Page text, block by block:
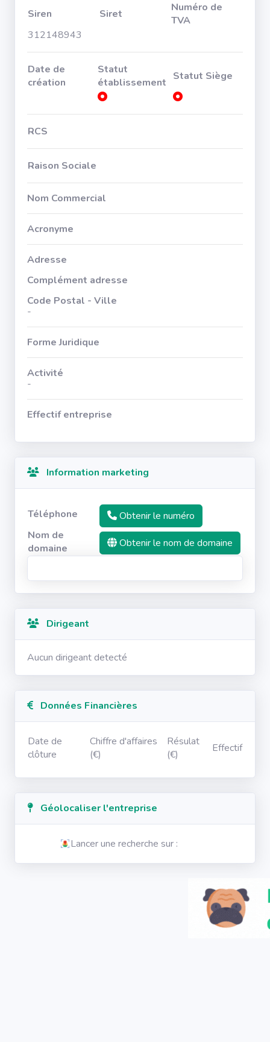
Siren Siret
Numéro de
TVA
312148943
Date de
création
Statut
établissement Statut Siège
RCS
Raison Sociale
Nom Commercial
Acronyme
Adresse
Complément adresse
Code Postal - Ville
-
Forme Juridique
Activité
-
Effectif entreprise
Information marketing
Téléphone
Obtenir le numéro
Nom de
domaine
Obtenir le nom de domaine
Dirigeant
Aucun dirigeant detecté
Données Financières
Date de
clôture
Chiffre d'affaires
(€)
Résulat
(€)
Effectif
Géolocaliser l'entreprise
Lancer une recherche sur :